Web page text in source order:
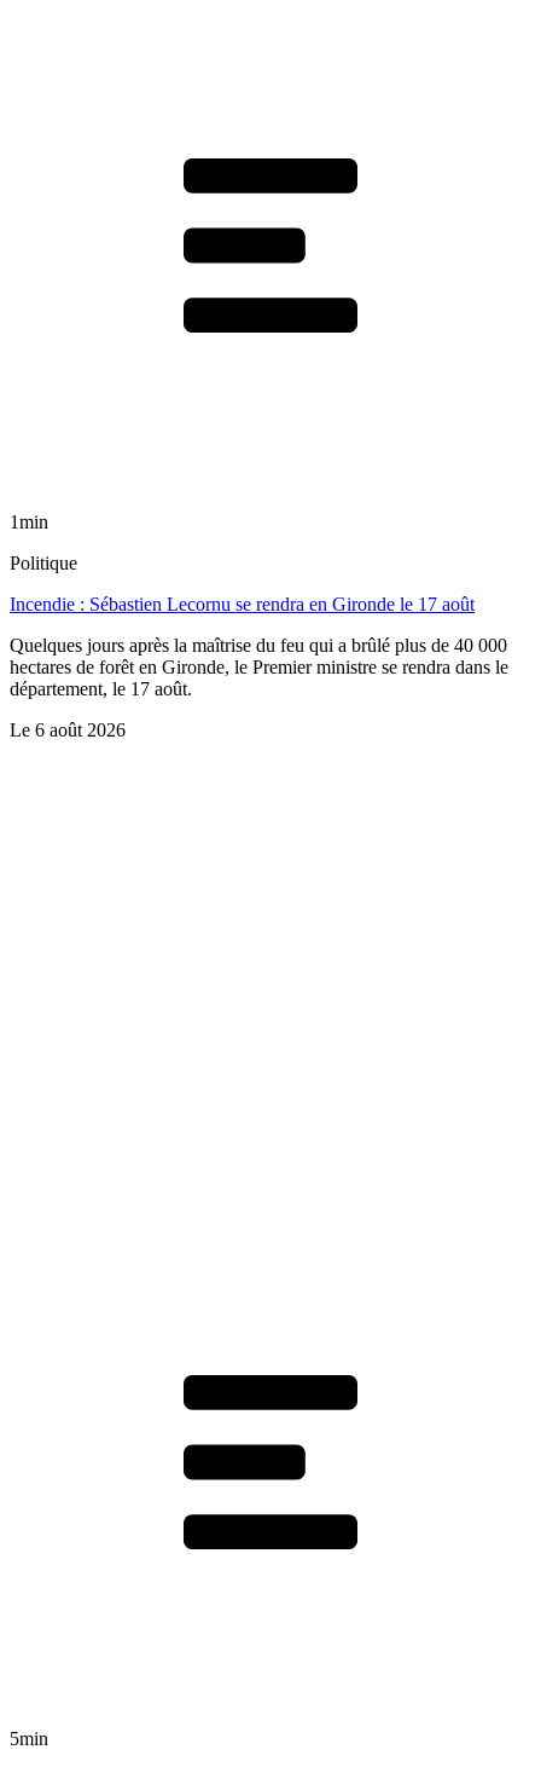
1min
Politique
Incendie : Sébastien Lecornu se rendra en Gironde le 17 août
Quelques jours après la maîtrise du feu qui a brûlé plus de 40 000
hectares de forêt en Gironde, le Premier ministre se rendra dans le
département, le 17 août.
Le 6 août 2026
5min